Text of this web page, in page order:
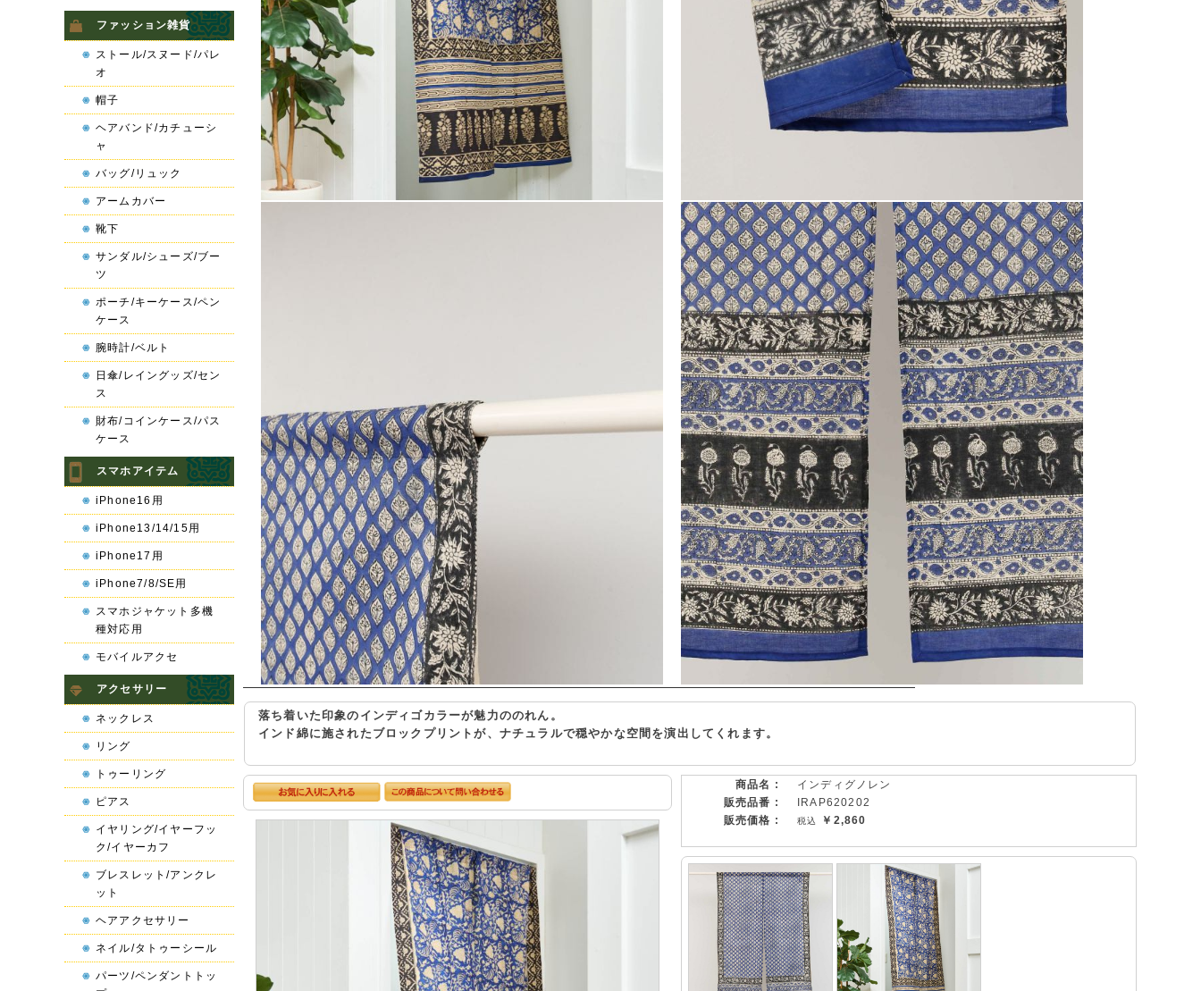
落ち着いた印象のインディゴカラーが魅力ののれん。
インド綿に施されたブロックプリントが、ナチュラルで穏やかな空間を演出してくれます。
商品名 :
インディグノレン
販売品番 :
IRAP620202
販売価格 :
￥2,860
ファッション雑貨
ストール/スヌード/パレ
オ
帽子
ヘアバンド/カチューシ
ャ
バッグ/リュック
アームカバー
靴下
サンダル/シューズ/ブー
ツ
ポーチ/キーケース/ペン
ケース
腕時計/ベルト
日傘/レイングッズ/セン
ス
財布/コインケース/パス
ケース
スマホアイテム
iPhone16用
iPhone13/14/15用
iPhone17用
iPhone7/8/SE用
スマホジャケット多機
種対応用
モバイルアクセ
アクセサリー
ネックレス
リング
トゥーリング
ピアス
イヤリング/イヤーフッ
ク/イヤーカフ
ブレスレット/アンクレ
ット
ヘアアクセサリー
ネイル/タトゥーシール
パーツ/ペンダントトッ